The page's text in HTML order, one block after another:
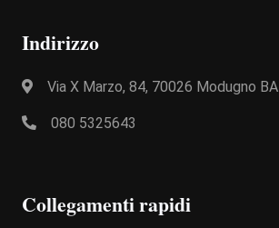
Indirizzo
Via X Marzo, 84, 70026 Modugno BA
080 5325643
Collegamenti rapidi